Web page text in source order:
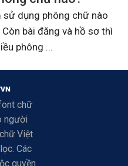
dụng phông chữ nào
bài đăng và hồ sơ thì
phông ...
chữ
người
Việt
Các
quyền